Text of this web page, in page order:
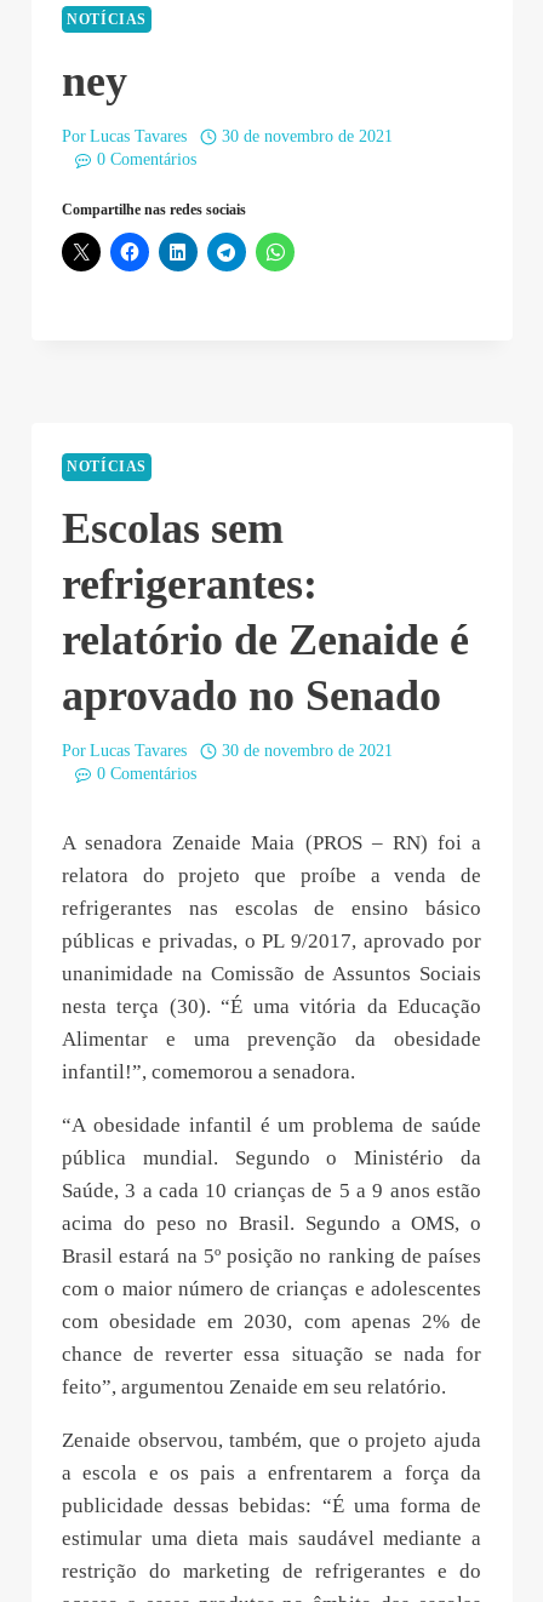
NOTÍCIAS
ney
Por Lucas Tavares
30 de novembro de 2021
0 Comentários
Compartilhe nas redes sociais
NOTÍCIAS
Escolas sem
refrigerantes:
relatório de Zenaide é
aprovado no Senado
Por Lucas Tavares
30 de novembro de 2021
0 Comentários
A senadora Zenaide Maia (PROS – RN) foi a
relatora do projeto que proíbe a venda de
refrigerantes nas escolas de ensino básico
públicas e privadas, o PL 9/2017, aprovado por
unanimidade na Comissão de Assuntos Sociais
nesta terça (30). “É uma vitória da Educação
Alimentar e uma prevenção da obesidade
infantil!”, comemorou a senadora.
“A obesidade infantil é um problema de saúde
pública mundial. Segundo o Ministério da
Saúde, 3 a cada 10 crianças de 5 a 9 anos estão
acima do peso no Brasil. Segundo a OMS, o
Brasil estará na 5º posição no ranking de países
com o maior número de crianças e adolescentes
com obesidade em 2030, com apenas 2% de
chance de reverter essa situação se nada for
feito”, argumentou Zenaide em seu relatório.
Zenaide observou, também, que o projeto ajuda
a escola e os pais a enfrentarem a força da
publicidade dessas bebidas: “É uma forma de
estimular uma dieta mais saudável mediante a
restrição do marketing de refrigerantes e do